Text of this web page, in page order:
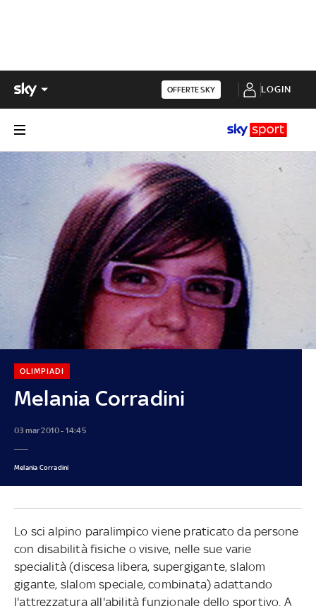
OFFERTE SKY LOGIN
Melania Corradini
OLIMPIADI
03 mar 2010 - 14:45
Melania Corradini
Lo sci alpino paralimpico viene praticato da persone
con disabilità fisiche o visive, nelle sue varie
specialità (discesa libera, supergigante, slalom
gigante, slalom speciale, combinata) adattando
l'attrezzatura all'abilità funzionale dello sportivo. A